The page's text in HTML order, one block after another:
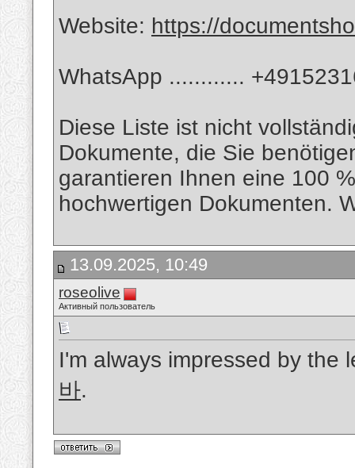
Website: https://
WhatsApp ............
Diese Liste ist nicht
Dokumente, die Sie
garantieren Ihnen eine 100
hochwertigen Dokumenten.
13.09.2025, 10:49
roseolive
Активный пользователь
I'm always impressed by the
바.